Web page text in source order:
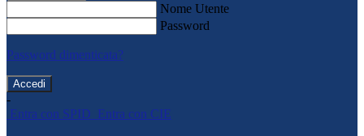
Nome Utente
Password
Password dimenticata?
-
Entra con SPID Entra con CIE